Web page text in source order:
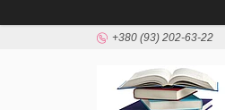
+380 (93) 202-63-22